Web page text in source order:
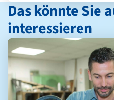
Das könnte Sie
interessieren